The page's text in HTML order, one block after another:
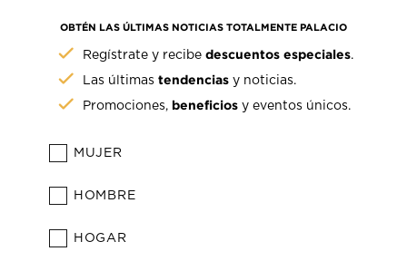
OBTÉN LAS ÚLTIMAS NOTICIAS TOTALMENTE PALACIO
Regístrate y recibedescuentos especiales.
Las últimastendencias y noticias.
Promociones, beneficios y eventos únicos.
MUJER
HOMBRE
HOGAR